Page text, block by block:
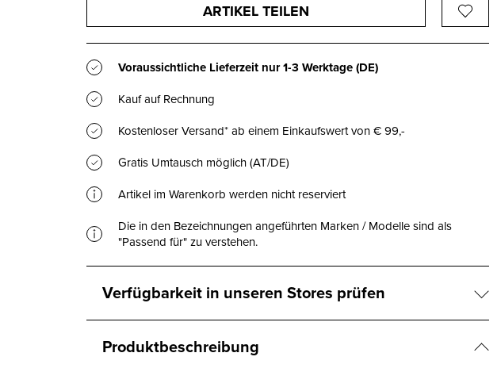
ARTIKEL TEILEN
Voraussichtliche Lieferzeit nur1-3 Werktage(DE)
Kauf auf Rechnung
Kostenloser Versand* ab einem Einkaufswert von € 99,-
Gratis Umtausch möglich (AT/DE)
Artikel im Warenkorb werden nicht reserviert
Die in den Bezeichnungen angeführten Marken / Modelle sind als
"Passend für" zu verstehen.
Verfügbarkeit in unseren Stores prüfen
Produktbeschreibung